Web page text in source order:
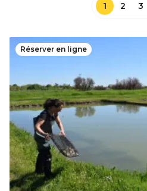
1 2 3
Réserver en ligne